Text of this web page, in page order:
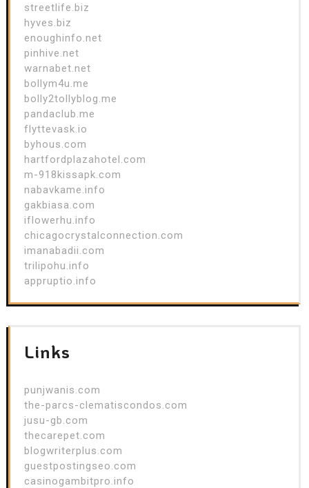
streetlife.biz
hyves.biz
enoughinfo.net
pinhive.net
warnabet.net
bollym4u.me
bolly2tollyblog.me
pandaclub.me
flyttevask.io
byhous.com
hartfordplazahotel.com
m-918kissapk.com
nabavkame.info
gakbiasa.com
iflowerhu.info
chicagocrystalconnection.com
imanabadii.com
trilipohu.info
appruptio.info
Links
punjwanis.com
the-parcs-clematiscondos.com
jusu-gb.com
thecarepet.com
blogwriterplus.com
guestpostingseo.com
casinogambitpro.info